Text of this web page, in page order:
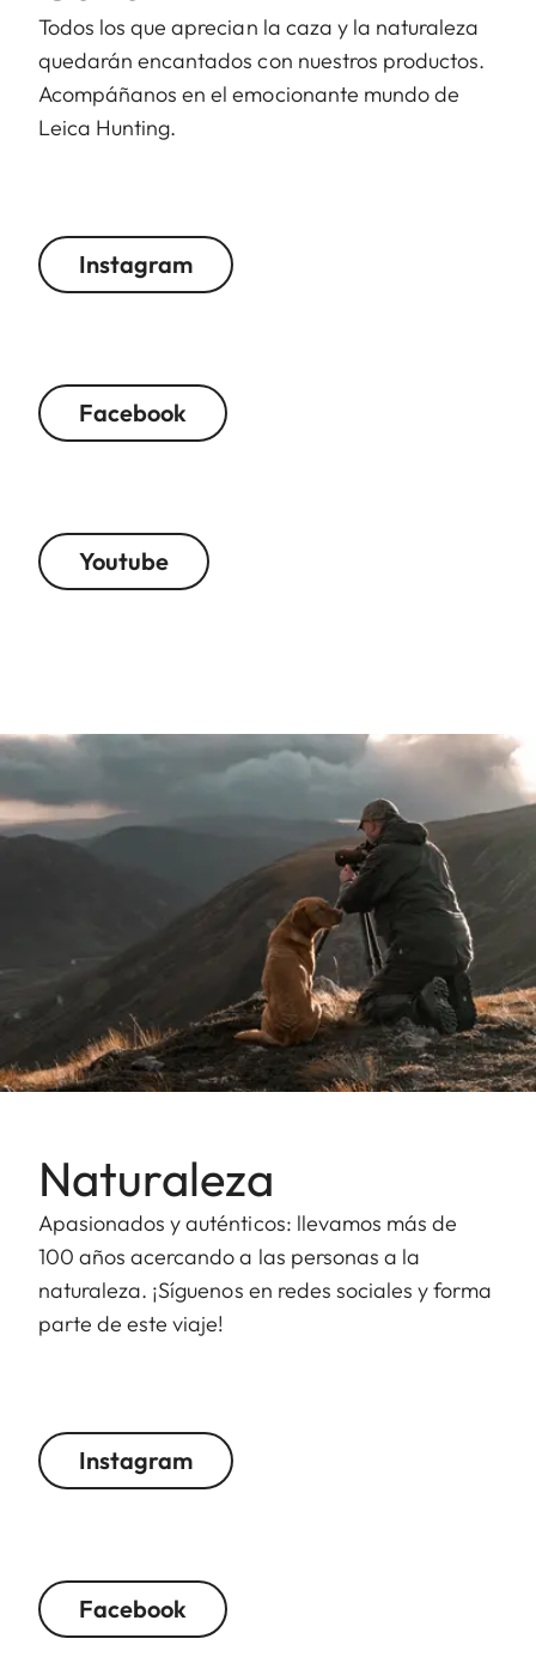
Todos los que aprecian la caza y la naturaleza
quedarán encantados con nuestros productos.
Acompáñanos en el emocionante mundo de
Leica Hunting.
Instagram
Facebook
Youtube
Naturaleza
Apasionados y auténticos: llevamos más de
100 años acercando a las personas a la
naturaleza. ¡Síguenos en redes sociales y forma
parte de este viaje!
Instagram
Facebook